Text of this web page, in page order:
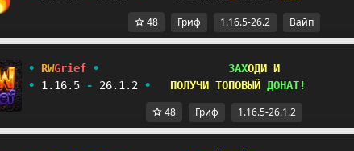
48 Гриф 1.16.5-26.2 Вайп
• RWGrief • ЗАХОДИ И
•
1.16.5 - 26.1.2 • ПОЛУЧИ ТОПОВЫЙ ДОНАТ!
48 Гриф 1.16.5-26.1.2